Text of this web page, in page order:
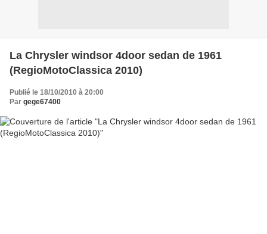
La Chrysler windsor 4door sedan de 1961
(RegioMotoClassica 2010)
Publié le 18/10/2010 à 20:00
Par gege67400